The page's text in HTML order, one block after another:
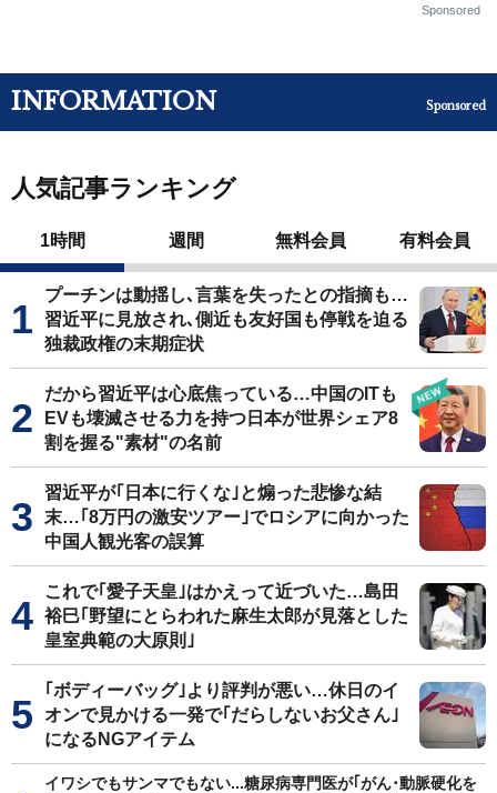
Sponsored
INFORMATION Sponsored
人気記事ランキング
1時間 週間 無料会員 有料会員
プーチンは動揺し､言葉を失ったとの指摘も…
習近平に見放され､側近も友好国も停戦を迫る
独裁政権の末期症状
だから習近平は心底焦っている…中国のITも
EVも壊滅させる力を持つ日本が世界シェア8
割を握る"素材"の名前
習近平が｢日本に行くな｣と煽った悲惨な結
末…｢8万円の激安ツアー｣でロシアに向かった
中国人観光客の誤算
これで｢愛子天皇｣はかえって近づいた…島田
裕巳｢野望にとらわれた麻生太郎が見落とした
皇室典範の大原則｣
｢ボディーバッグ｣より評判が悪い…休日のイ
オンで見かける一発で｢だらしないお父さん｣
になるNGアイテム
イワシでもサンマでもない...糖尿病専門医が｢がん･動脈硬化を